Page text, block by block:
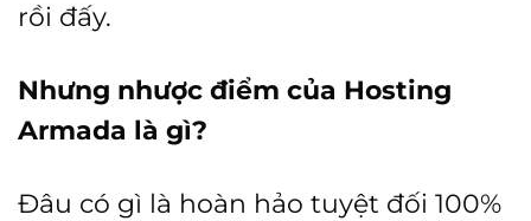
rồi đấy.
Nhưng nhược điểm của Hosting
Armada là gì?
Đâu có gì là hoàn hảo tuyệt đối 100%